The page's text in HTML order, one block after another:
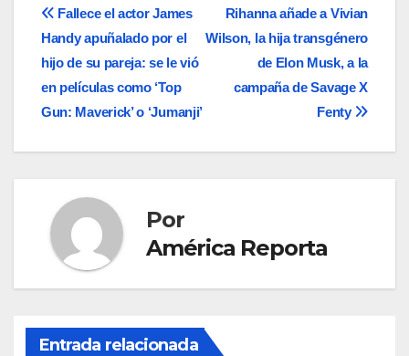
Navegación
de
entradas
Rihanna añade a Vivian
Wilson, la hija transgénero
de Elon Musk, a la
campaña de Savage X
Fenty
Fallece el actor James
Handy apuñalado por el
hijo de su pareja: se le vió
en películas como ‘Top
Gun: Maverick’ o ‘Jumanji’
Por
América Reporta
Entrada relacionada